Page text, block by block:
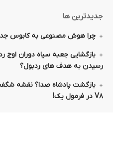
جدیدترین ها
چرا هوش مصنوعی به کابوس
بازگشایی جعبه سیاه دوران اوج
رسیدن به هدف های ردبول؟
بازگشت پادشاه صدا؟ نقشه
V۸ در فرمول یک!